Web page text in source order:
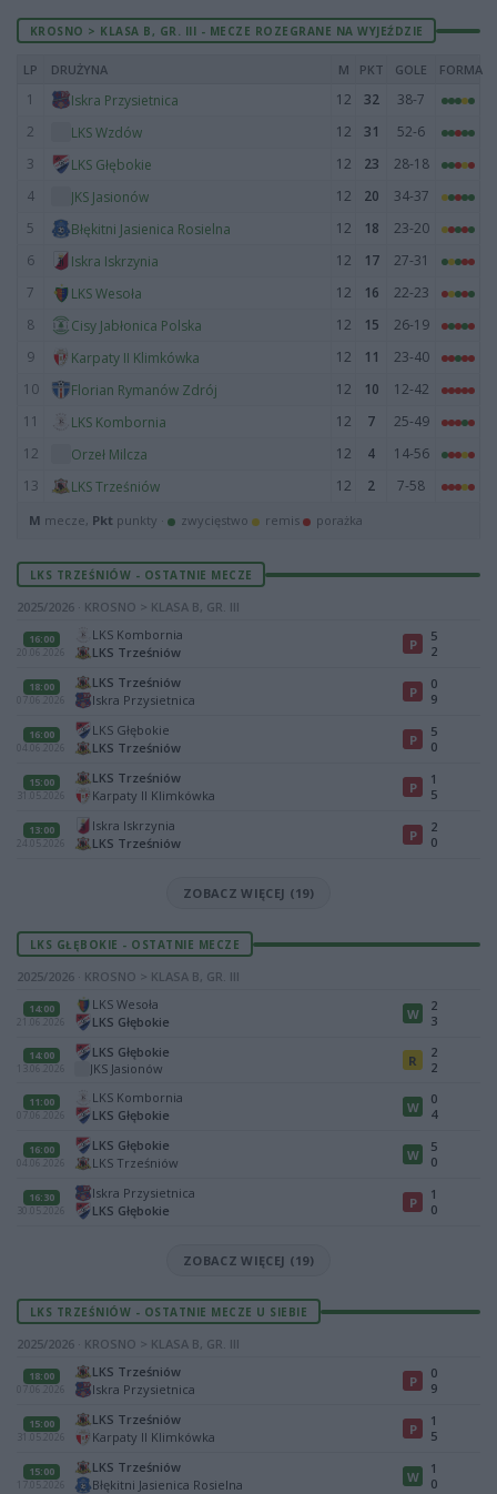
KROSNO > KLASA B, GR. III - MECZE ROZEGRANE NA WYJEŹDZIE
LP DRUŻYNA M PKT GOLE FORMA
1 Iskra Przysietnica 12 32
38-7
2
LKS Wzdów 12 31
52-6
3
LKS Głębokie 12 23
28-18
4
JKS Jasionów 12 20
34-37
5
Błękitni Jasienica Rosielna 12 18
23-20
6
Iskra Iskrzynia 12 17
27-31
7
LKS Wesoła 12 16
22-23
8
Cisy Jabłonica Polska 12 15
26-19
9
Karpaty II Klimkówka 12 11
23-40
10
Florian Rymanów Zdrój 12 10
12-42
11
LKS Kombornia 12 7
25-49
12
Orzeł Milcza 12 4
14-56
13
LKS Trześniów 12 2 7-58
M mecze, Pkt punkty · zwycięstwo remis porażka
LKS TRZEŚNIÓW - OSTATNIE MECZE
2025/2026 · KROSNO > KLASA B, GR. III
16:00
20.06.2026
LKS Kombornia
LKS Trześniów
P
5
2
18:00
07.06.2026
LKS Trześniów
Iskra Przysietnica
P
0
9
16:00
04.06.2026
LKS Głębokie
LKS Trześniów
P
5
0
15:00
31.05.2026
LKS Trześniów
Karpaty II Klimkówka
P
1
5
13:00
24.05.2026
Iskra Iskrzynia
LKS Trześniów
P
2
0
ZOBACZ WIĘCEJ (19)
LKS GŁĘBOKIE - OSTATNIE MECZE
2025/2026 · KROSNO > KLASA B, GR. III
14:00
21.06.2026
LKS Wesoła
LKS Głębokie
W
2
3
14:00
13.06.2026
LKS Głębokie
JKS Jasionów
R
2
2
11:00
07.06.2026
LKS Kombornia
LKS Głębokie
W
0
4
16:00
04.06.2026
LKS Głębokie
LKS Trześniów
W
5
0
16:30
30.05.2026
Iskra Przysietnica
LKS Głębokie
P
1
0
ZOBACZ WIĘCEJ (19)
LKS TRZEŚNIÓW - OSTATNIE MECZE U SIEBIE
2025/2026 · KROSNO > KLASA B, GR. III
18:00
07.06.2026
LKS Trześniów
Iskra Przysietnica
P
0
9
15:00
31.05.2026
LKS Trześniów
Karpaty II Klimkówka
P
1
5
15:00
17.05.2026
LKS Trześniów
Błękitni Jasienica Rosielna
W
1
0